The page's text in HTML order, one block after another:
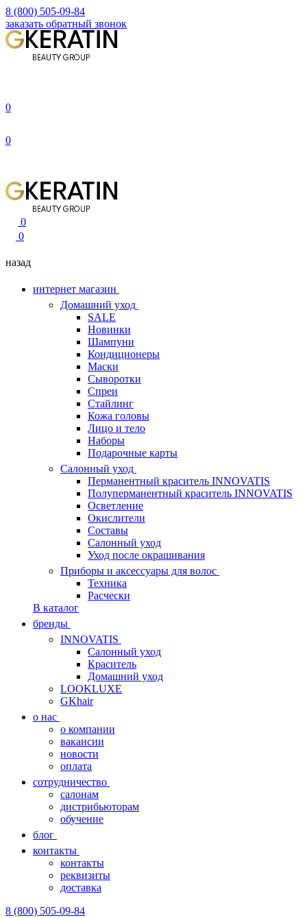
8 (800) 505-09-84
заказать обратный звонок
0
0
0
0
назад
интернет магазин
Домашний уход
SALE
Новинки
Шампуни
Кондиционеры
Маски
Сыворотки
Спреи
Стайлинг
Кожа головы
Лицо и тело
Наборы
Подарочные карты
Салонный уход
Перманентный краситель INNOVATIS
Полуперманентный краситель INNOVATIS
Осветление
Окислители
Составы
Салонный уход
Уход после окрашивания
Приборы и аксессуары для волос
Техника
Расчески
В каталог
бренды
INNOVATIS
Cалонный уход
Краситель
Домашний уход
LOOKLUXE
GKhair
о нас
о компании
вакансии
новости
оплата
сотрудничество
салонам
дистрибьюторам
обучение
блог
контакты
контакты
реквизиты
доставка
8 (800) 505-09-84